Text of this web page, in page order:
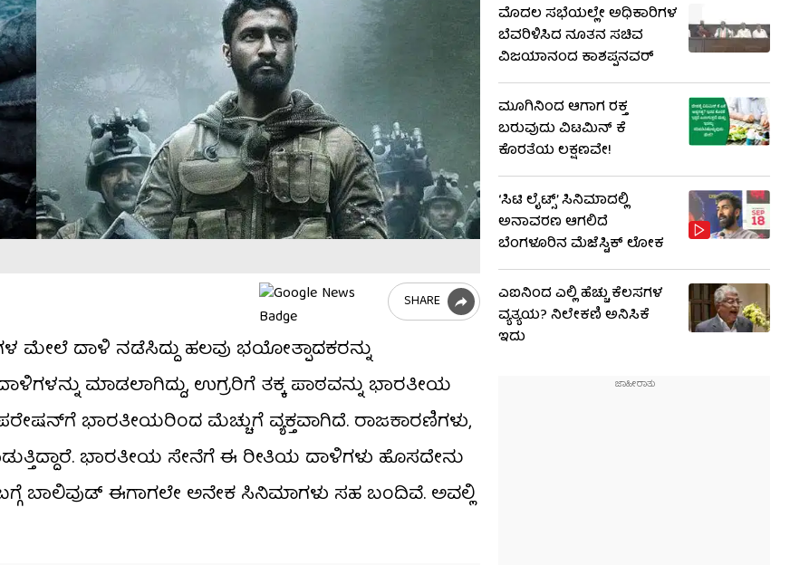
SHARE
ಮೇಲೆ ದಾಳಿ ನಡೆಸಿದ್ದು ಹಲವು ಭಯೋತ್ಪಾದಕರನ್ನು
ಮಾಡಲಾಗಿದ್ದು, ಉಗ್ರರಿಗೆ ತಕ್ಕ ಪಾಠವನ್ನು ಭಾರತೀಯ
ಭಾರತೀಯರಿಂದ ಮೆಚ್ಚುಗೆ ವ್ಯಕ್ತವಾಗಿದೆ. ರಾಜಕಾರಣಿಗಳು,
ಭಾರತೀಯ ಸೇನೆಗೆ ಈ ರೀತಿಯ ದಾಳಿಗಳು ಹೊಸದೇನು
ಬಾಲಿವುಡ್ ಈಗಾಗಲೇ ಅನೇಕ ಸಿನಿಮಾಗಳು ಸಹ ಬಂದಿವೆ. ಅವಲ್ಲಿ
ಮೊದಲ ಸಭೆಯಲ್ಲೇ ಅಧಿಕಾರಿಗಳ
ಬೆವರಿಳಿಸಿದ ನೂತನ ಸಚಿವ
ವಿಜಯಾನಂದ ಕಾಶಪ್ಪನವರ್
ಮೂಗಿನಿಂದ ಆಗಾಗ ರಕ್ತ
ಬರುವುದು ವಿಟಮಿನ್ ಕೆ
ಕೊರತೆಯ ಲಕ್ಷಣವೇ!
‘ಸಿಟಿ ಲೈಟ್ಸ್’ ಸಿನಿಮಾದಲ್ಲಿ
ಅನಾವರಣ ಆಗಲಿದೆ
ಬೆಂಗಳೂರಿನ ಮೆಜೆಸ್ಟಿಕ್ ಲೋಕ
ಎಐನಿಂದ ಎಲ್ಲಿ ಹೆಚ್ಚು ಕೆಲಸಗಳ
ವ್ಯತ್ಯಯ? ನಿಲೇಕಣಿ ಅನಿಸಿಕೆ
ಇದು